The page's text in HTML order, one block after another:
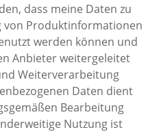
dass meine Daten zu
von Produktinformationen
Anbieter weitergeleitet
Daten dient
Bearbeitung
Nutzung ist